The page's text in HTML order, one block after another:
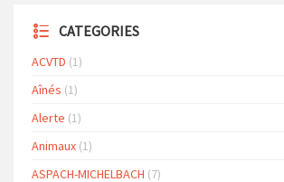
CATEGORIES
ACVTD (1)
Aînés (1)
Alerte (1)
Animaux (1)
ASPACH-MICHELBACH (7)